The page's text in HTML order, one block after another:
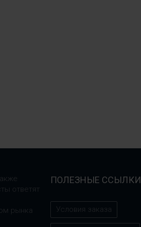
ответят
рынка
ПОЛЕЗНЫЕ ССЫЛКИ
Условия заказа